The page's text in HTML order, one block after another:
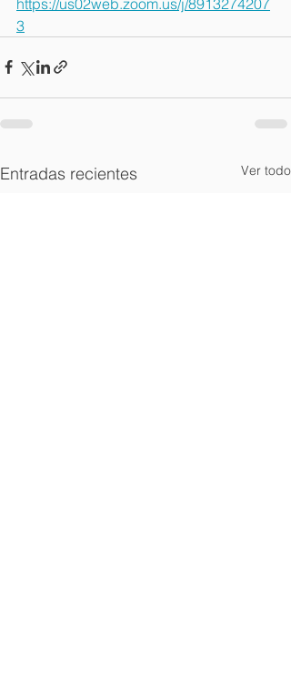
3
Entradas recientes Ver todo